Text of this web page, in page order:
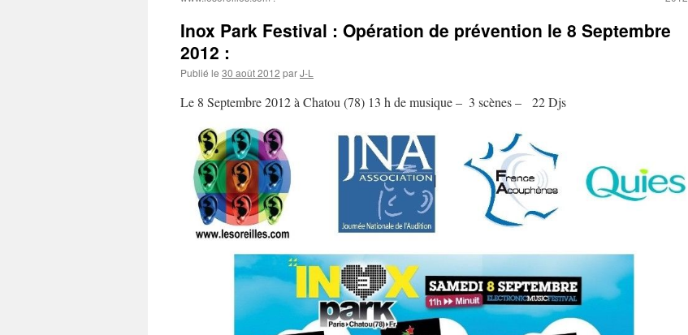
Inox Park Festival : Opération de prévention le 8 Septembre
2012 :
Publié le 30 août 2012 parJ-L
Le 8 Septembre 2012 à Chatou (78) 13 h de musique –  3 scènes –  22 Djs